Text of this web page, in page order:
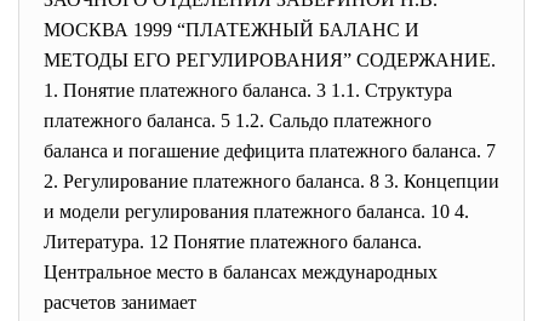
МОСКВА 1999 “ПЛАТЕЖНЫЙ БАЛАНС И
МЕТОДЫ ЕГО РЕГУЛИРОВАНИЯ” СОДЕРЖАНИЕ.
1. Понятие платежного баланса. 3 1.1. Структура
платежного баланса. 5 1.2. Сальдо платежного
баланса и погашение дефицита платежного баланса. 7
2. Регулирование платежного баланса. 8 3. Концепции
и модели регулирования платежного баланса. 10 4.
Литература. 12 Понятие платежного баланса.
Центральное место в балансах международных
расчетов занимает